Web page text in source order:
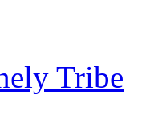
Tribe